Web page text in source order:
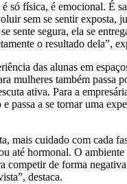
só física, é emocional. É
sem se sentir exposta,
sente segura, ela se
o resultado dela”,
das alunas em
mulheres também passa
ativa. Para a
e passa a se tornar uma
mais cuidado com cada
até hormonal. O ambiente
competir de forma
destaca.